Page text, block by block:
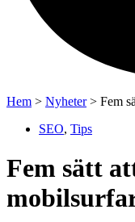
Hem > Nyheter> Fem
SEO, Tips
Fem sätt